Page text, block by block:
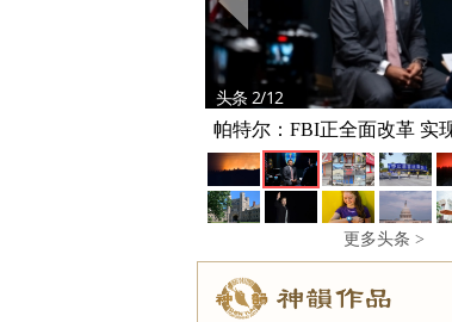
头条 2/12
帕特尔：FBI正全面改革 实
型
更多头条 >